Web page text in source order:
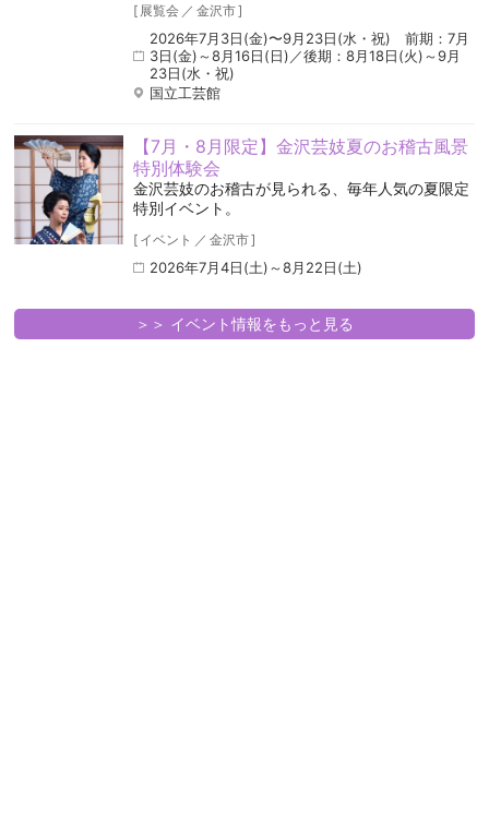
[ 展覧会 ／ 金沢市]
2026年7月3日(金)〜9月23日(水・祝) 前期：7月
3日(金)～8月16日(日)／後期：8月18日(火)～9月
23日(水・祝)
国立工芸館
【7月・8月限定】金沢芸妓夏のお稽古風景
特別体験会
金沢芸妓のお稽古が見られる、毎年人気の夏限定
特別イベント。
[ イベント ／ 金沢市]
2026年7月4日(土)～8月22日(土)
＞＞ イベント情報をもっと見る